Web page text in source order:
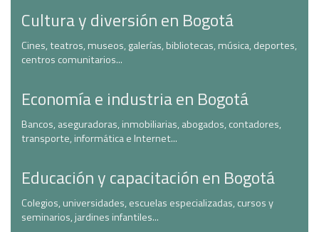
Cultura y diversión en Bogotá
Cines, teatros, museos, galerías, bibliotecas, música, deportes,
centros comunitarios...
Economía e industria en Bogotá
Bancos, aseguradoras, inmobiliarias, abogados, contadores,
transporte, informática e Internet...
Educación y capacitación en Bogotá
Colegios, universidades, escuelas especializadas, cursos y
seminarios, jardines infantiles...